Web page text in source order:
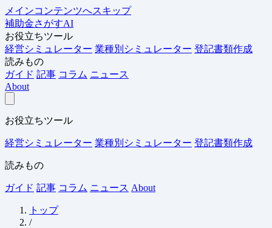
メインコンテンツへスキップ
補助金さがすAI
お役立ちツール
経営シミュレーター 業種別シミュレーター 登記書類作成
読みもの
ガイド 記事 コラム ニュース
About
お役立ちツール
経営シミュレーター 業種別シミュレーター 登記書類作成
読みもの
ガイド 記事 コラム ニュース About
トップ
/